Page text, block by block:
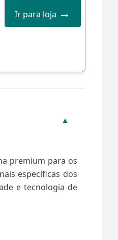
Ir para loja →
▼
premium para os
específicas dos
e tecnologia de